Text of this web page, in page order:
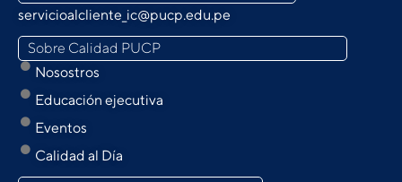
servicioalcliente_ic@pucp.edu.pe
Sobre Calidad PUCP
Nosostros
Educación ejecutiva
Eventos
Calidad al Día